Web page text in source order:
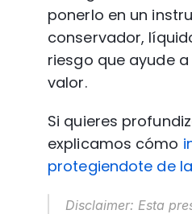
ponerlo en un
conservador,
riesgo que ayude
valor.
Si quieres
explicamos cómo
protegiendote de
Disclaimer: Esta